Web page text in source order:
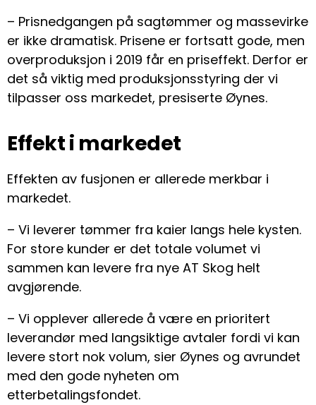
– Prisnedgangen på sagtømmer og massevirke
er ikke dramatisk. Prisene er fortsatt gode, men
overproduksjon i 2019 får en priseffekt. Derfor er
det så viktig med produksjonsstyring der vi
tilpasser oss markedet, presiserte Øynes.
Effekt i markedet
Effekten av fusjonen er allerede merkbar i
markedet.
– Vi leverer tømmer fra kaier langs hele kysten.
For store kunder er det totale volumet vi
sammen kan levere fra nye AT Skog helt
avgjørende.
– Vi opplever allerede å være en prioritert
leverandør med langsiktige avtaler fordi vi kan
levere stort nok volum, sier Øynes og avrundet
med den gode nyheten om
etterbetalingsfondet.